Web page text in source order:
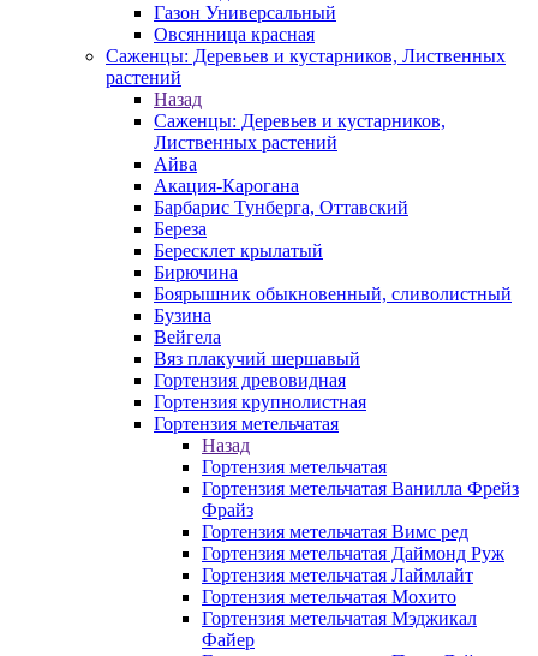
Газон Универсальный
Овсянница красная
Саженцы: Деревьев и кустарников, Лиственных
растений
Назад
Саженцы: Деревьев и кустарников,
Лиственных растений
Айва
Акация-Карогана
Барбарис Тунберга, Оттавский
Береза
Бересклет крылатый
Бирючина
Боярышник обыкновенный, сливолистный
Бузина
Вейгела
Вяз плакучий шершавый
Гортензия древовидная
Гортензия крупнолистная
Гортензия метельчатая
Назад
Гортензия метельчатая
Гортензия метельчатая Ванилла Фрейз
Фрайз
Гортензия метельчатая Вимс ред
Гортензия метельчатая Даймонд Руж
Гортензия метельчатая Лаймлайт
Гортензия метельчатая Мохито
Гортензия метельчатая Мэджикал
Файер